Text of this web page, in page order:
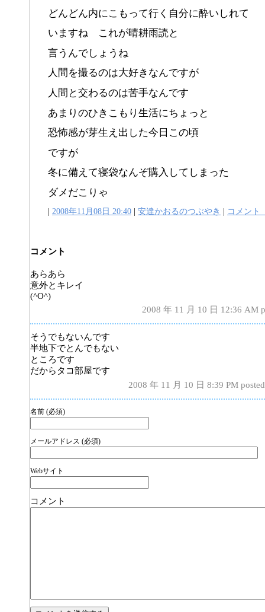
どんどん内にこもって行く自分に酔いしれて
いますね これが晴耕雨読と
言うんでしょうね
人間を撮るのは大好きなんですが
人間と交わるのは苦手なんです
あまりのひきこもり生活にちょっと
恐怖感が芽生え出した今日この頃
ですが
冬に備えて寝袋なんぞ購入してしまった
ダメだこりゃ
| 2008年11月08日 20:40 | 安達かおるのつぶやき | コメント
コメント
あらあら
意外とキレイ
(^O^)
2008 年 11 月 10 日 12:36 AM
そうでもないんです
半地下でとんでもない
ところです
だからタコ部屋です
2008 年 11 月 10 日 8:39 PM
名前 (必須)
メールアドレス (必須)
Webサイト
コメント